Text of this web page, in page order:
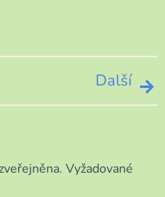
Další
Vyžadované